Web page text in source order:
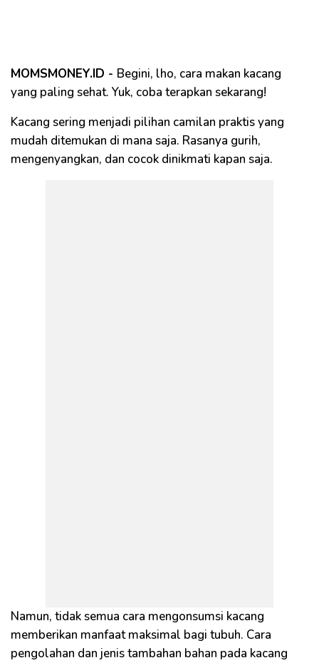
MOMSMONEY.ID - Begini, lho, cara makan kacang
yang paling sehat. Yuk, coba terapkan sekarang!
Kacang sering menjadi pilihan camilan praktis yang
mudah ditemukan di mana saja. Rasanya gurih,
mengenyangkan, dan cocok dinikmati kapan saja.
Namun, tidak semua cara mengonsumsi kacang
memberikan manfaat maksimal bagi tubuh. Cara
pengolahan dan jenis tambahan bahan pada kacang